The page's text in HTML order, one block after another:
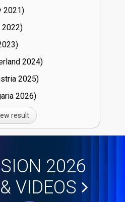
21)
22)
23)
24)
25)
26)
result
2026
VIDEOS